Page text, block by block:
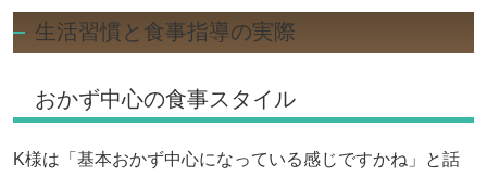
生活習慣と食事指導の実際
おかず中心の食事スタイル
K様は「基本おかず中心になっている感じですかね」と話